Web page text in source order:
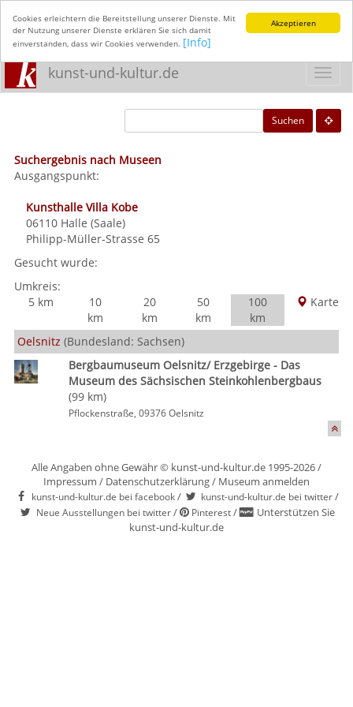
Akzeptieren
Cookies erleichtern die Bereitstellung unserer Dienste. Mit
der Nutzung unserer Dienste erklären Sie sich damit
einverstanden, dass wir Cookies verwenden. [Info]
kunst-und-kultur.de
Suchen
Suchergebnis nach Museen
Ausgangspunkt:
Kunsthalle Villa Kobe
06110 Halle (Saale)
Philipp-Müller-Strasse 65
Gesucht wurde:
Umkreis:
5 km
10
km
20
km
50
km
100
km
Karte
Oelsnitz (Bundesland: Sachsen)
Bergbaumuseum Oelsnitz/ Erzgebirge - Das
Museum des Sächsischen Steinkohlenbergbaus
(99 km)
Pflockenstraße, 09376 Oelsnitz
Alle Angaben ohne Gewähr © kunst-und-kultur.de 1995-2026 /
Impressum / Datenschutzerklärung/ Museum anmelden
kunst-und-kultur.de bei facebook/ kunst-und-kultur.de bei twitter/
Neue Ausstellungen bei twitter/ Pinterest/
Unterstützen Sie
kunst-und-kultur.de